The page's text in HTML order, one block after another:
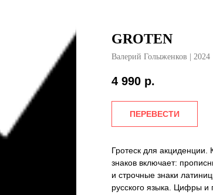
GROTEN
Валерий Голыженков | 2024
4 990 р.
ПЕРЕВЕСТИ
Гротеск для акциденции.
знаков включает:
и строчные знаки
русского языка. Цифры и